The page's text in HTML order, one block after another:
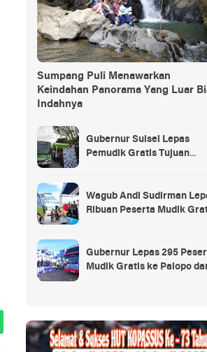
Sumpang Puli Menawarkan
Keindahan Panorama Yang Luar
Indahnya
Gubernur Sulsel Lepas
Pemudik Gratis Tujuan
Wagub Andi Sudirman
Ribuan Peserta Mudik
Gubernur Lepas 295
Mudik Gratis ke Palopo